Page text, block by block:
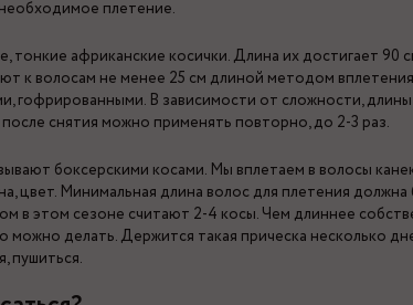
плетение.
тонкие африканские косички. Длина их достигает 90
к волосам не менее 25 см длиной методом
гофрированными. В зависимости от сложности,
после снятия можно применять повторно, до 2-3 раз.
боксерскими косами. Мы вплетаем в волосы
цвет. Минимальная длина волос для плетения
в этом сезоне считают 2-4 косы. Чем длиннее
можно делать. Держится такая прическа несколько
пушиться.